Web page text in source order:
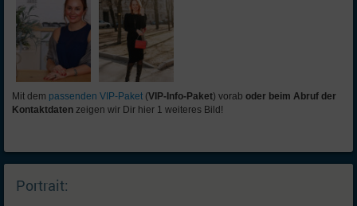
Mit dem passenden VIP-Paket (VIP-Info-Paket) vorab oder beim Abruf der
Kontaktdaten zeigen wir Dir hier 1 weiteres Bild!
Portrait: